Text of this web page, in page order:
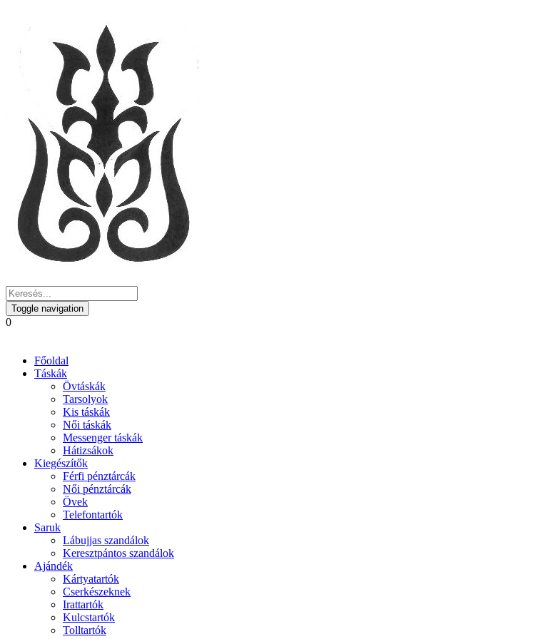
Toggle navigation
0
Főoldal
Táskák
Övtáskák
Tarsolyok
Kis táskák
Női táskák
Messenger táskák
Hátizsákok
Kiegészítők
Férfi pénztárcák
Női pénztárcák
Övek
Telefontartók
Saruk
Lábujjas szandálok
Keresztpántos szandálok
Ajándék
Kártyatartók
Cserkészeknek
Irattartók
Kulcstartók
Tolltartók